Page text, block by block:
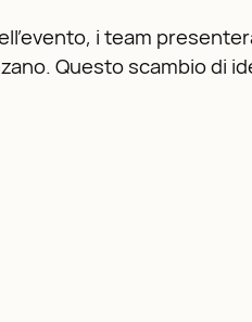
i team
Questo scambio di